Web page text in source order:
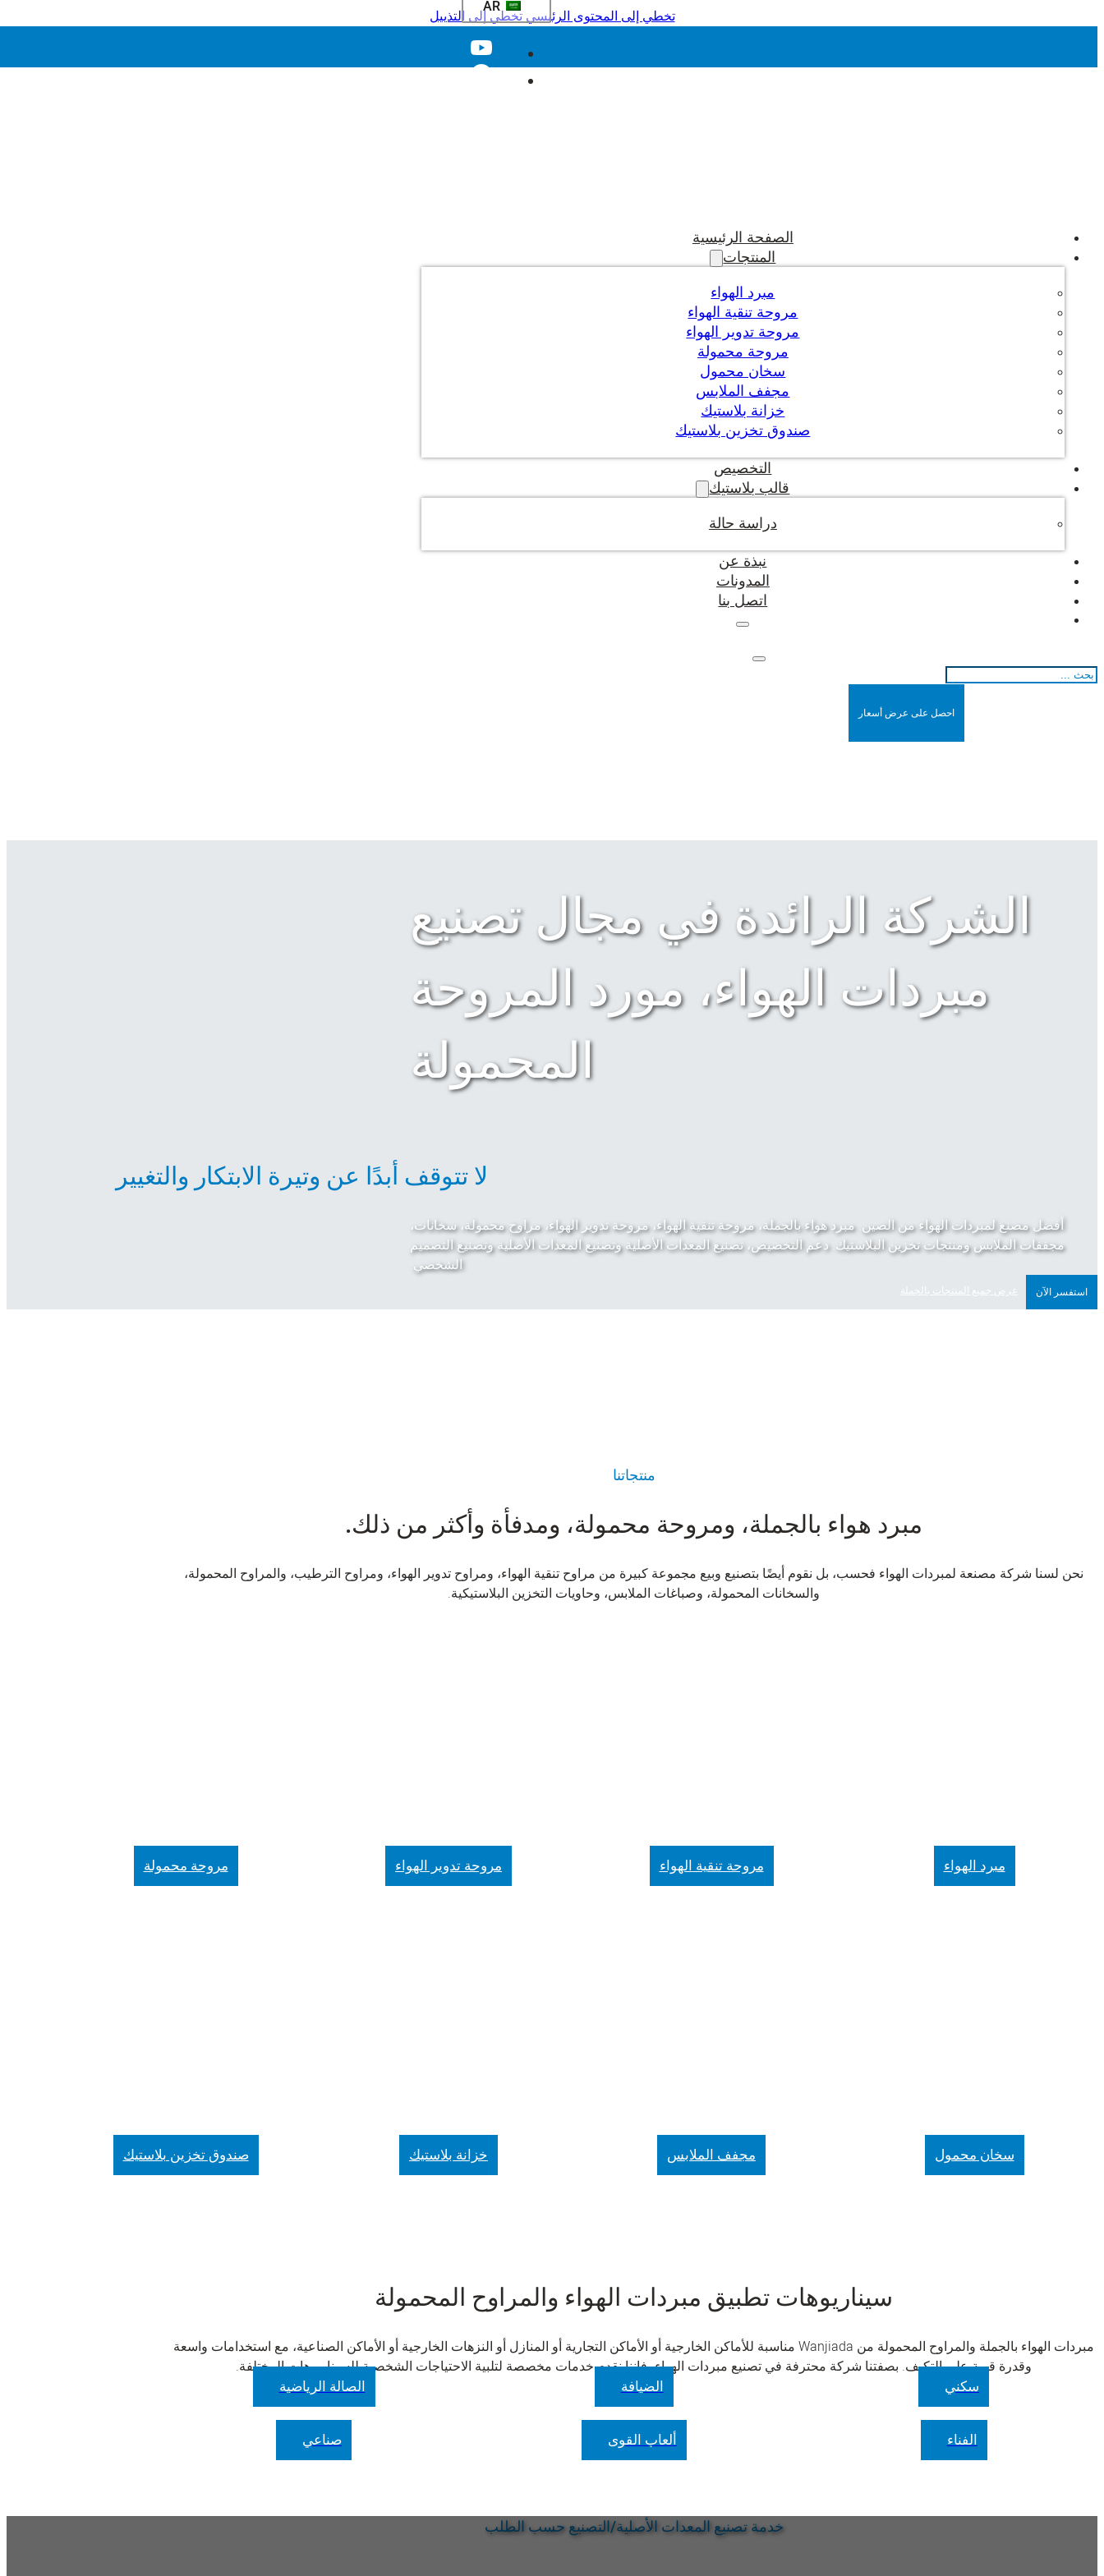
تخطي إلى المحتوى الرئيسيتخطي إلى التذييل
AR
الصفحة الرئيسية
المنتجات
مبرد الهواء
مروحة تنقية الهواء
مروحة تدوير الهواء
مروحة محمولة
سخان محمول
مجفف الملابس
خزانة بلاستيك
صندوق تخزين بلاستيك
التخصيص
قالب بلاستيك
دراسة حالة
نبذة عن
المدونات
اتصل بنا
بحث
احصل على عرض أسعار
الشركة الرائدة في مجال تصنيع
مبردات الهواء، مورد المروحة
المحمولة
لا تتوقف أبدًا عن وتيرة الابتكار والتغيير
أفضل مصنع لمبردات الهواء من الصين. مبرد هواء بالجملة، مروحة تنقية الهواء، مروحة تدوير الهواء، مراوح محمولة، سخانات،
مجففات الملابس ومنتجات تخزين البلاستيك. دعم التخصيص، تصنيع المعدات الأصلية وتصنيع المعدات الأصلية وتصنيع التصميم
الشخصي.
استفسر الآن عرض جميع المنتجات بالجملة
منتجاتنا
مبرد هواء بالجملة، ومروحة محمولة، ومدفأة وأكثر من ذلك.
نحن لسنا شركة مصنعة لمبردات الهواء فحسب، بل نقوم أيضًا بتصنيع وبيع مجموعة كبيرة من مراوح تنقية الهواء، ومراوح تدوير الهواء، ومراوح الترطيب، والمراوح المحمولة،
والسخانات المحمولة، وصباغات الملابس، وحاويات التخزين البلاستيكية.
مبرد الهواء مروحة تنقية الهواء مروحة تدوير الهواء مروحة محمولة
سخان محمول مجفف الملابس خزانة بلاستيك صندوق تخزين بلاستيك
سيناريوهات تطبيق مبردات الهواء والمراوح المحمولة
مبردات الهواء بالجملة والمراوح المحمولة من Wanjiada مناسبة للأماكن الخارجية أو الأماكن التجارية أو المنازل أو النزهات الخارجية أو الأماكن الصناعية، مع استخدامات واسعة
وقدرة قوية على التكيف. بصفتنا شركة محترفة في تصنيع مبردات الهواء، فإننا نقدم خدمات مخصصة لتلبية الاحتياجات الشخصية للسيناريوهات المختلفة.
سكني الضيافة الصالة الرياضية
الفناء ألعاب القوى صناعي
خدمة تصنيع المعدات الأصلية/التصنيع حسب الطلب